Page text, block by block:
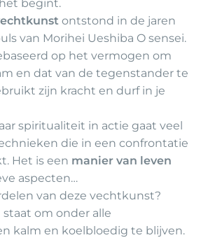
begint.
ontstond in de jaren
van Morihei Ueshiba O sensei.
op het vermogen om
en dat van de tegenstander te
zijn kracht en durf in je
spiritualiteit in actie gaat veel
die in een confrontatie
Het is een manier van leven
aspecten…
van deze vechtkunst?
om onder alle
kalm en koelbloedig te blijven.